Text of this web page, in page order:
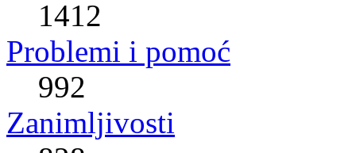
1412
Problemi i pomoć
992
Zanimljivosti